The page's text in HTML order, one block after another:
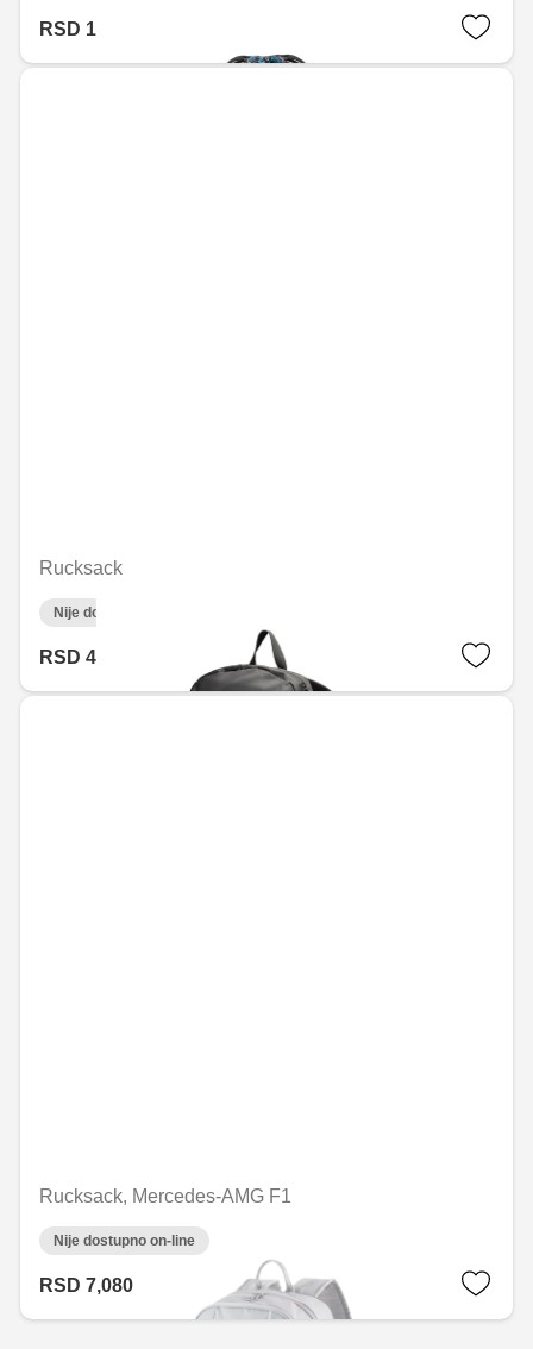
RSD 1,887
Rucksack
Nije dostupno on-line
RSD 4,719
Rucksack, Mercedes-AMG F1
Nije dostupno on-line
RSD 7,080